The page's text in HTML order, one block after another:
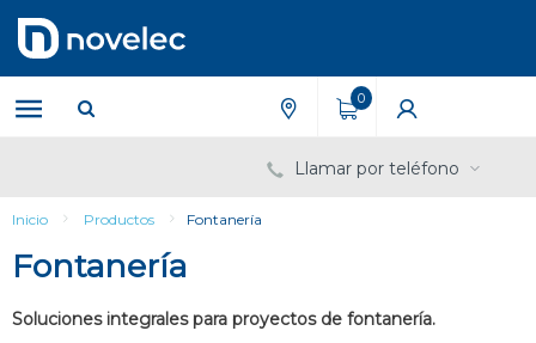
contenido
menú
de
navegación
0
Llamar por teléfono
Inicio Productos Fontanería
Fontanería
Soluciones integrales para proyectos de fontanería.